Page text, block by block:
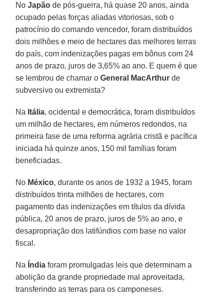
NoJapão de pós-guerra, há quase 20 anos, ainda
ocupado pelas forças aliadas vitoriosas, sob o
patrocínio do comando vencedor, foram distribuídos
dois milhões e meio de hectares das melhores terras
do país, com indenizações pagas em bônus com 24
anos de prazo, juros de 3,65% ao ano. E quem é que
se lembrou de chamar o General MacArthur de
subversivo ou extremista?
Na Itália, ocidental e democrática, foram distribuídos
um milhão de hectares, em números redondos, na
primeira fase de uma reforma agrária cristã e pacífica
iniciada há quinze anos, 150 mil famílias foram
beneficiadas.
No México, durante os anos de 1932 a 1945, foram
distribuídos trinta milhões de hectares, com
pagamento das indenizações em títulos da dívida
pública, 20 anos de prazo, juros de 5% ao ano, e
desapropriação dos latifúndios com base no valor
fiscal.
Na Índia foram promulgadas leis que determinam a
abolição da grande propriedade mal aproveitada,
transferindo as terras para os camponeses.